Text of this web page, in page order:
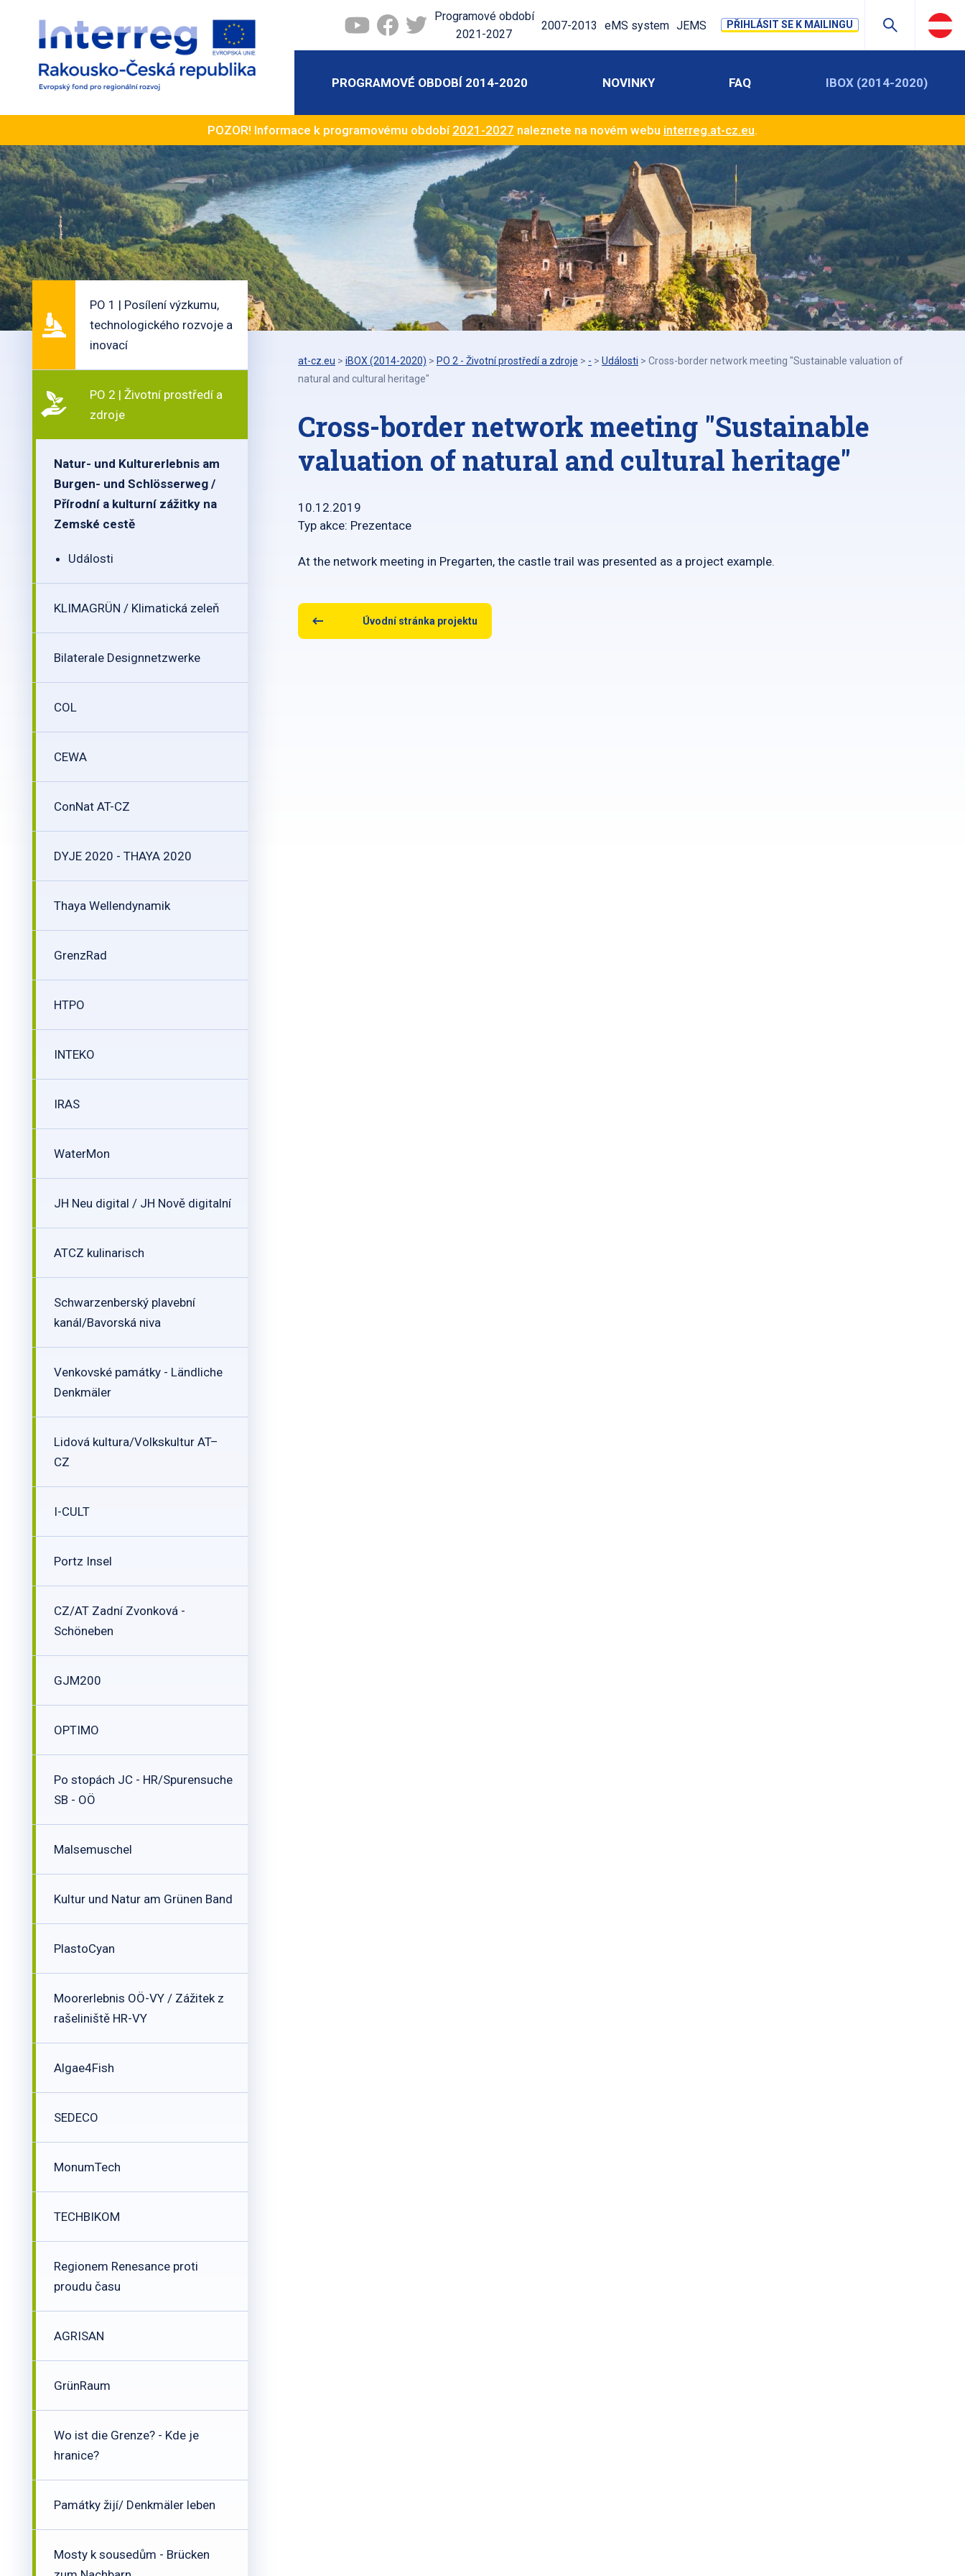
Programové období
2021-2027
2007-2013 eMS system JEMS PŘIHLÁSIT SE K MAILINGU
PROGRAMOVÉ OBDOBÍ 2014-2020 NOVINKY FAQ IBOX (2014-2020)
POZOR! Informace k programovému období 2021-2027 naleznete na novém webu interreg.at-cz.eu.
PO 1 | Posílení výzkumu,
technologického rozvoje a
inovací
PO 2 | Životní prostředí a
zdroje
Natur- und Kulturerlebnis am
Burgen- und Schlösserweg /
Přírodní a kulturní zážitky na
Zemské cestě
Události
KLIMAGRÜN / Klimatická zeleň
Bilaterale Designnetzwerke
COL
CEWA
ConNat AT-CZ
DYJE 2020 - THAYA 2020
Thaya Wellendynamik
GrenzRad
HTPO
INTEKO
IRAS
WaterMon
JH Neu digital / JH Nově digitalní
ATCZ kulinarisch
Schwarzenberský plavební
kanál/Bavorská niva
Venkovské památky - Ländliche
Denkmäler
Lidová kultura/Volkskultur AT–
CZ
I-CULT
Portz Insel
CZ/AT Zadní Zvonková -
Schöneben
GJM200
OPTIMO
Po stopách JC - HR/Spurensuche
SB - OÖ
Malsemuschel
Kultur und Natur am Grünen Band
PlastoCyan
Moorerlebnis OÖ-VY / Zážitek z
rašeliniště HR-VY
Algae4Fish
SEDECO
MonumTech
TECHBIKOM
Regionem Renesance proti
proudu času
AGRISAN
GrünRaum
Wo ist die Grenze? - Kde je
hranice?
Památky žijí/ Denkmäler leben
Mosty k sousedům - Brücken
at-cz.eu > iBOX (2014-2020) > PO 2 - Životní prostředí a zdroje > - > Události > Cross-border network meeting "Sustainable valuation of
natural and cultural heritage"
Cross-border network meeting "Sustainable
valuation of natural and cultural heritage"
10.12.2019
Typ akce: Prezentace
At the network meeting in Pregarten, the castle trail was presented as a project example.
Úvodní stránka projektu